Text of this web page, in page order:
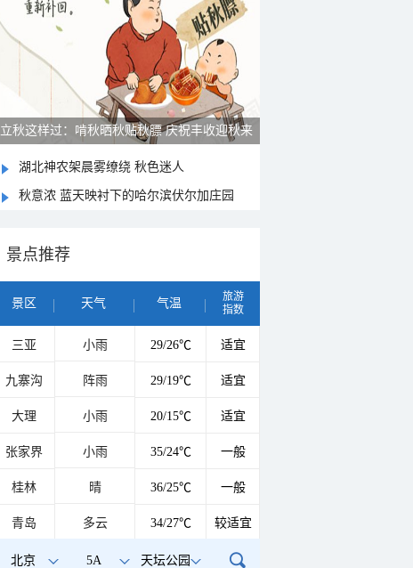
立秋这样过：啃秋晒秋贴秋膘 庆祝丰收迎秋来
湖北神农架晨雾缭绕 秋色迷人
秋意浓 蓝天映衬下的哈尔滨伏尔加庄园
景点推荐
景区 天气 气温
旅游
指数
三亚 小雨 29/26℃ 适宜
九寨沟 阵雨 29/19℃ 适宜
大理 小雨 20/15℃ 适宜
张家界 小雨 35/24℃ 一般
桂林 晴 36/25℃ 一般
青岛 多云 34/27℃ 较适宜
北京 5A 天坛公园